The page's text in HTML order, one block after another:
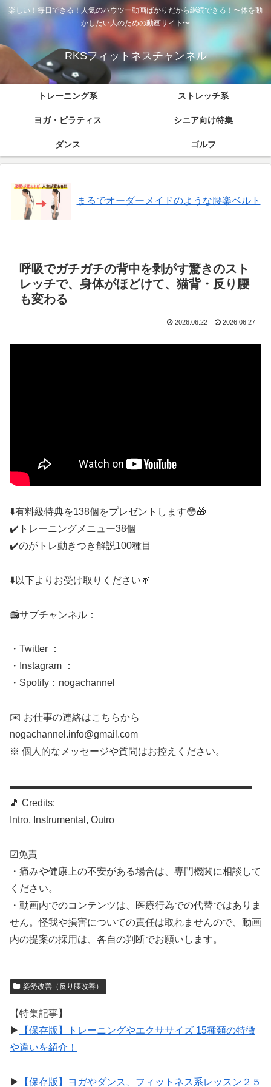
楽しい！毎日できる！人気のハウツー動画ばかりだから継続できる！〜体を動
かしたい人のための動画サイト〜
RKSフィットネスチャンネル
トレーニング系 ストレッチ系
ヨガ・ピラティス シニア向け特集
ダンス ゴルフ
まるでオーダーメイドのような腰楽ベルト
呼吸でガチガチの背中を剥がす驚きのスト
レッチで、身体がほどけて、猫背・反り腰
も変わる
2026.06.22 2026.06.27
⬇️有料級特典を138個をプレゼントします😳🎁
✔️トレーニングメニュー38個
✔️のがトレ動きつき解説100種目
⬇️以下よりお受け取りください🌱
📻サブチャンネル：
・Twitter ：
・Instagram ：
・Spotify：nogachannel
✉️ お仕事の連絡はこちらから
nogachannel.info@gmail.com
※ 個人的なメッセージや質問はお控えください。
▬▬▬▬▬▬▬▬▬▬▬▬▬▬▬▬▬▬▬▬▬▬▬▬▬
🎵 Credits:
Intro, Instrumental, Outro
☑免責
・痛みや健康上の不安がある場合は、専門機関に相談して
ください。
・動画内でのコンテンツは、医療行為での代替ではありま
せん。怪我や損害についての責任は取れませんので、動画
内の提案の採用は、各自の判断でお願いします。
姿勢改善（反り腰改善）
【特集記事】
▶︎
【保存版】トレーニングやエクササイズ 15種類の特徴
や違いを紹介！
▶︎ 【保存版】ヨガやダンス、フィットネス系レッスン２５